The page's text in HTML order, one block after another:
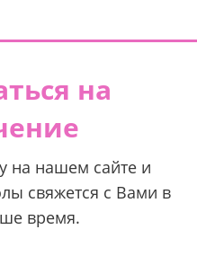
на
на нашем сайте и
свяжется с Вами в
время.